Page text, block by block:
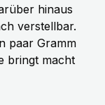
hinaus
verstellbar.
paar Gramm
bringt macht